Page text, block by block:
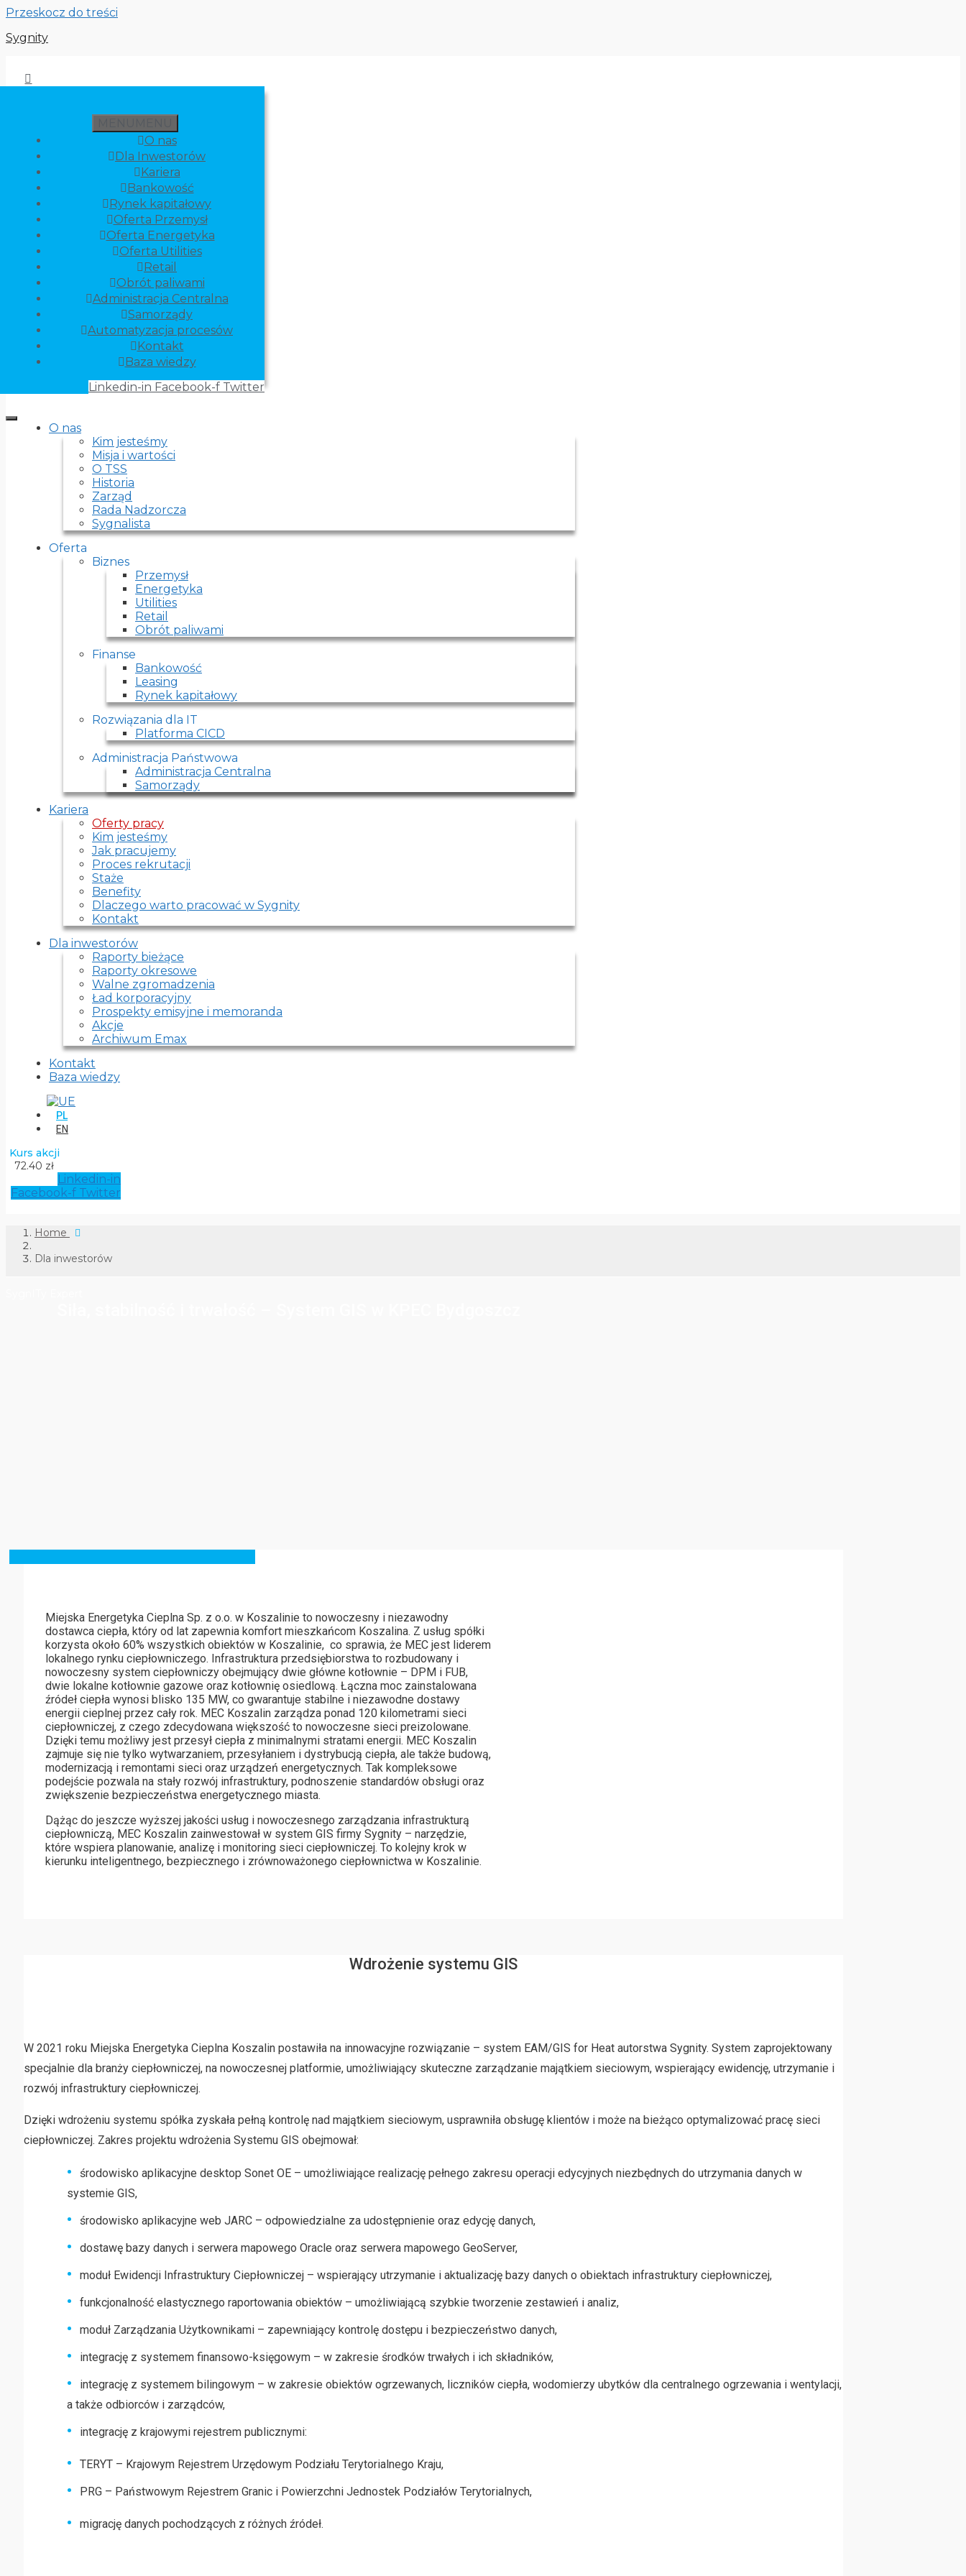
Przeskocz do treści
Sygnity
O nas
Dla Inwestorów
Kariera
Bankowość
Rynek kapitałowy
Oferta Przemysł
Oferta Energetyka
Oferta Utilities
Retail
Obrót paliwami
Administracja Centralna
Samorządy
Automatyzacja procesów
Kontakt
Baza wiedzy
Linkedin-in Facebook-f Twitter
O nas
Kim jesteśmy
Misja i wartości
O TSS
Historia
Zarząd
Rada Nadzorcza
Sygnalista
Oferta
Biznes
Przemysł
Energetyka
Utilities
Retail
Obrót paliwami
Finanse
Bankowość
Leasing
Rynek kapitałowy
Rozwiązania dla IT
Platforma CICD
Administracja Państwowa
Administracja Centralna
Samorządy
Kariera
Oferty pracy
Kim jesteśmy
Jak pracujemy
Proces rekrutacji
Staże
Benefity
Dlaczego warto pracować w Sygnity
Kontakt
Dla inwestorów
Raporty bieżące
Raporty okresowe
Walne zgromadzenia
Ład korporacyjny
Prospekty emisyjne i memoranda
Akcje
Archiwum Emax
Kontakt
Baza wiedzy
PL
EN
Kurs akcji
72.40 zł
Linkedin-in
Facebook-f Twitter
Home
Dla inwestorów
Miejska Energetyka Cieplna Sp. z o.o. w Koszalinie to nowoczesny i niezawodny
dostawca ciepła, który od lat zapewnia komfort mieszkańcom Koszalina. Z usług spółki
korzysta około 60% wszystkich obiektów w Koszalinie, co sprawia, że MEC jest liderem
lokalnego rynku ciepłowniczego. Infrastruktura przedsiębiorstwa to rozbudowany i
nowoczesny system ciepłowniczy obejmujący dwie główne kotłownie – DPM i FUB,
dwie lokalne kotłownie gazowe oraz kotłownię osiedlową. Łączna moc zainstalowana
źródeł ciepła wynosi blisko 135 MW, co gwarantuje stabilne i niezawodne dostawy
energii cieplnej przez cały rok. MEC Koszalin zarządza ponad 120 kilometrami sieci
ciepłowniczej, z czego zdecydowana większość to nowoczesne sieci preizolowane.
Dzięki temu możliwy jest przesył ciepła z minimalnymi stratami energii. MEC Koszalin
zajmuje się nie tylko wytwarzaniem, przesyłaniem i dystrybucją ciepła, ale także budową,
modernizacją i remontami sieci oraz urządzeń energetycznych. Tak kompleksowe
podejście pozwala na stały rozwój infrastruktury, podnoszenie standardów obsługi oraz
zwiększenie bezpieczeństwa energetycznego miasta.
Dążąc do jeszcze wyższej jakości usług i nowoczesnego zarządzania infrastrukturą
ciepłowniczą, MEC Koszalin zainwestował w system GIS firmy Sygnity – narzędzie,
które wspiera planowanie, analizę i monitoring sieci ciepłowniczej. To kolejny krok w
kierunku inteligentnego, bezpiecznego i zrównoważonego ciepłownictwa w Koszalinie.
Wdrożenie systemu GIS
W 2021 roku Miejska Energetyka Cieplna Koszalin postawiła na innowacyjne rozwiązanie – system EAM/GIS for Heat autorstwa Sygnity. System zaprojektowany
specjalnie dla branży ciepłowniczej, na nowoczesnej platformie, umożliwiający skuteczne zarządzanie majątkiem sieciowym, wspierający ewidencję, utrzymanie i
rozwój infrastruktury ciepłowniczej.
Dzięki wdrożeniu systemu spółka zyskała pełną kontrolę nad majątkiem sieciowym, usprawniła obsługę klientów i może na bieżąco optymalizować pracę sieci
ciepłowniczej. Zakres projektu wdrożenia Systemu GIS obejmował:
środowisko aplikacyjne desktop Sonet OE – umożliwiające realizację pełnego zakresu operacji edycyjnych niezbędnych do utrzymania danych w
systemie GIS,
środowisko aplikacyjne web JARC – odpowiedzialne za udostępnienie oraz edycję danych,
dostawę bazy danych i serwera mapowego Oracle oraz serwera mapowego GeoServer,
moduł Ewidencji Infrastruktury Ciepłowniczej – wspierający utrzymanie i aktualizację bazy danych o obiektach infrastruktury ciepłowniczej,
funkcjonalność elastycznego raportowania obiektów – umożliwiającą szybkie tworzenie zestawień i analiz,
moduł Zarządzania Użytkownikami – zapewniający kontrolę dostępu i bezpieczeństwo danych,
integrację z systemem finansowo-księgowym – w zakresie środków trwałych i ich składników,
integrację z systemem bilingowym – w zakresie obiektów ogrzewanych, liczników ciepła, wodomierzy ubytków dla centralnego ogrzewania i wentylacji,
a także odbiorców i zarządców,
integrację z krajowymi rejestrem publicznymi:
TERYT – Krajowym Rejestrem Urzędowym Podziału Terytorialnego Kraju,
PRG – Państwowym Rejestrem Granic i Powierzchni Jednostek Podziałów Terytorialnych,
migrację danych pochodzących z różnych źródeł.